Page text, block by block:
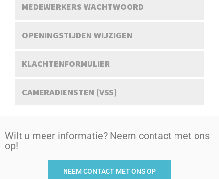
MEDEWERKERS WACHTWOORD
OPENINGSTIJDEN WIJZIGEN
KLACHTENFORMULIER
CAMERADIENSTEN (VSS)
Wilt u meer informatie? Neem contact met ons
op!
NEEM CONTACT MET ONS OP